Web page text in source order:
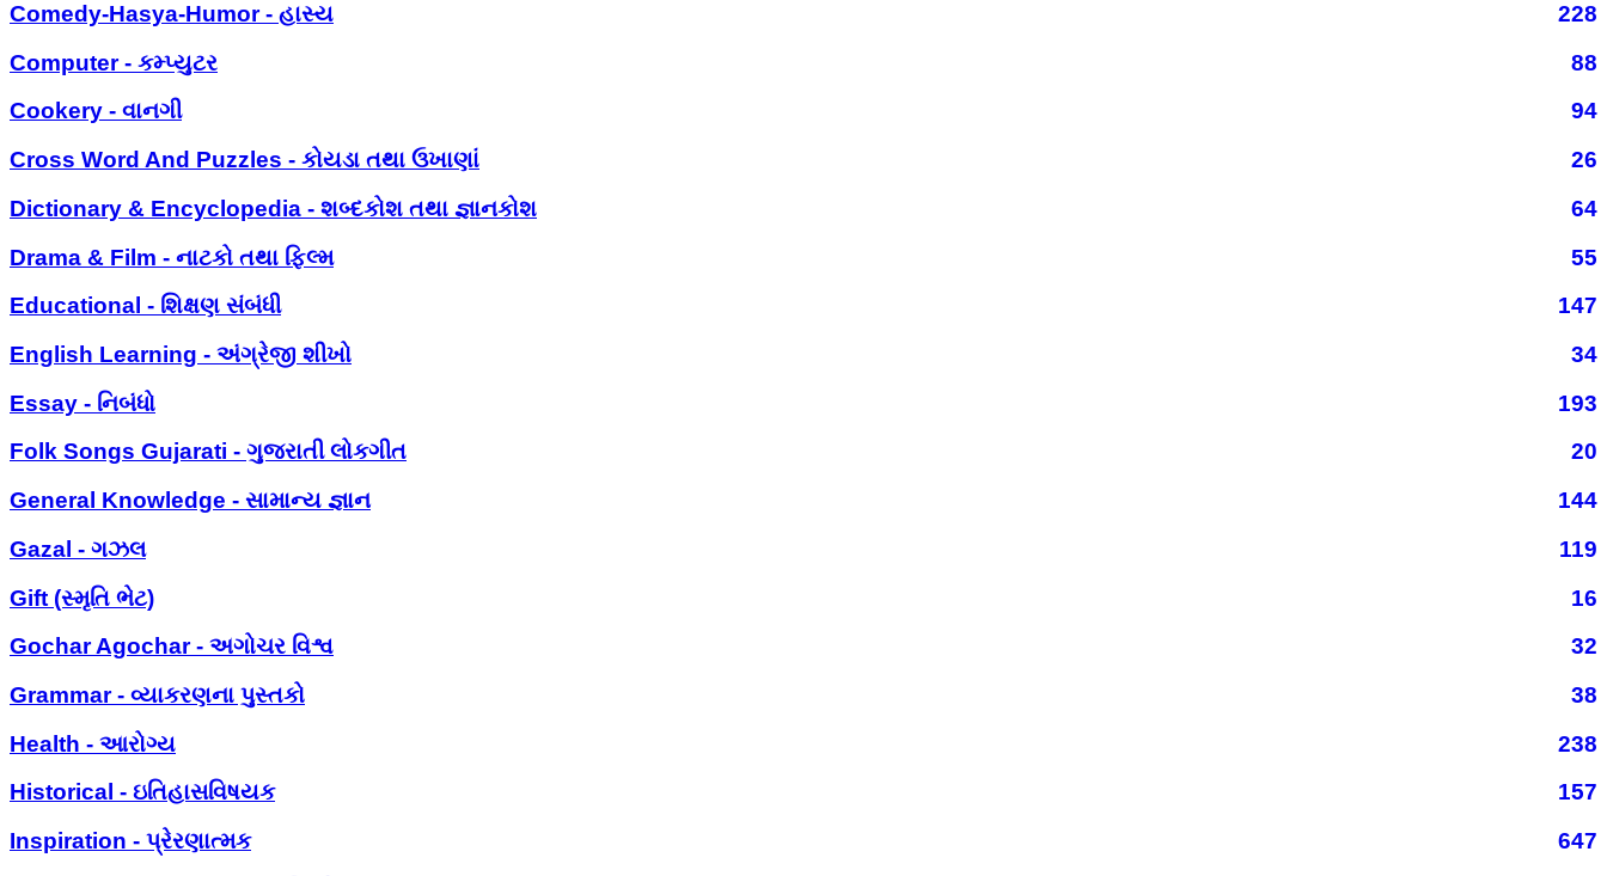
Comedy-Hasya-Humor - હાસ્ય
228
Computer - કમ્પ્યુટર
88
Cookery - વાનગી
94
Cross Word And Puzzles - કોયડા તથા ઉખાણાં
26
Dictionary & Encyclopedia - શબ્દકોશ તથા જ્ઞાનકોશ
64
Drama & Film - નાટકો તથા ફિલ્મ
55
Educational - શિક્ષણ સંબંધી
147
English Learning - અંગ્રેજી શીખો
34
Essay - નિબંધો
193
Folk Songs Gujarati - ગુજરાતી લોકગીત
20
General Knowledge - સામાન્ય જ્ઞાન
144
Gazal - ગઝલ
119
Gift (સ્મૃતિ ભેટ)
16
Gochar Agochar - અગોચર વિશ્વ
32
Grammar - વ્યાકરણના પુસ્તકો
38
Health - આરોગ્ય
238
Historical - ઇતિહાસવિષયક
157
Inspiration - પ્રેરણાત્મક
647